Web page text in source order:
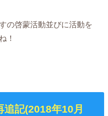
の啓蒙活動並びに活動を
！
記(2018年10月